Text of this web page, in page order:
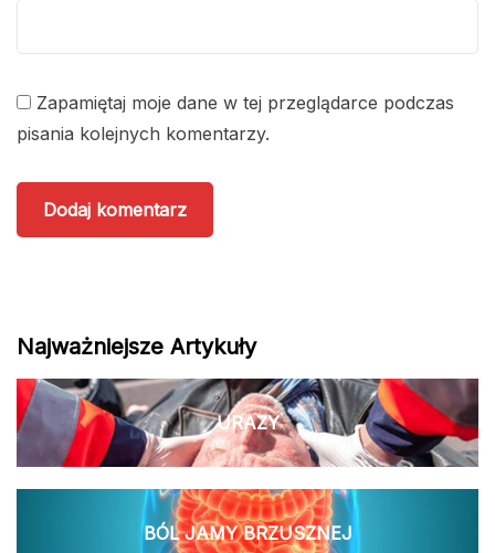
Zapamiętaj moje dane w tej przeglądarce podczas
pisania kolejnych komentarzy.
Najważniejsze Artykuły
URAZY
BÓL JAMY BRZUSZNEJ